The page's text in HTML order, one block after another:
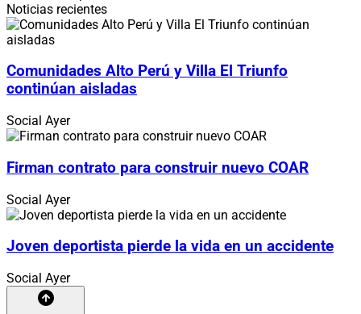
Noticias recientes
Comunidades Alto Perú y Villa El Triunfo
continúan aisladas
Social Ayer
Firman contrato para construir nuevo COAR
Social Ayer
Joven deportista pierde la vida en un accidente
Social Ayer